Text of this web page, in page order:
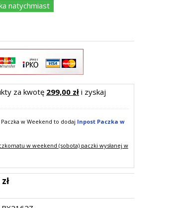
natychmiast
za kwotę 299,00 złi zyskaj
w Weekend to dodaj Inpost Paczka w
w weekend (sobota) paczki wysłanej w